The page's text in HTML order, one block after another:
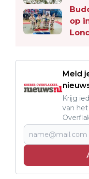
op
Meld
Krijg
van